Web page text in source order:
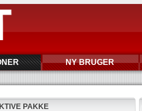
NY BRUGER
PAKKE